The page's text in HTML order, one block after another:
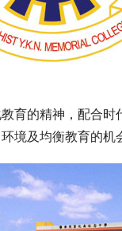
育的精神，配合时
境及均衡教育的机